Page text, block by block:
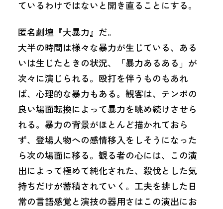
ているわけではないと開き直ることにする。
匿名劇壇『大暴力』だ。
大半の時間は様々な暴力が生じている、ある
いは生じたときの状況、「暴力あるある」が
次々に演じられる。殴打を伴うものもあれ
ば、心理的な暴力もある。観客は、テンポの
良い場面転換によって暴力を眺め続けさせら
れる。暴力の背景がほとんど描かれておら
ず、登場人物への感情移入をしそうになった
ら次の場面に移る。観る者の心には、この演
出によって極めて純化された、殺伐とした気
持ちだけが蓄積されていく。工夫を排した日
常の言語感覚と演技の器用さはこの演出にお